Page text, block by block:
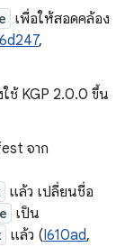
เพื่อให้สอดคล้อง
,
ช้ KGP 2.0.0 ขึ้น
จาก
แล้ว เปลี่ยนชื่อ
เป็น
แล้ว (I610ad,